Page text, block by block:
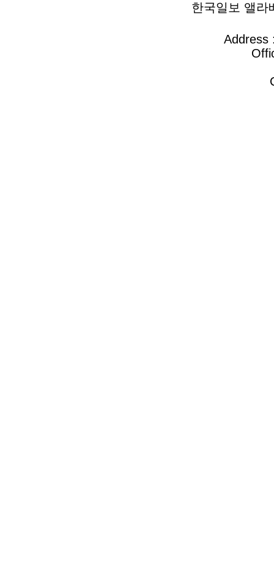
한국일보 앨라
Address